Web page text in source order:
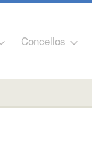
Concellos